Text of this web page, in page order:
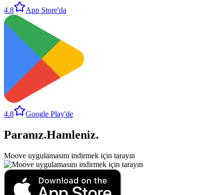
4.8 App Store'da
4.8 Google Play'de
Paranız.Hamleniz.
Moove uygulamasını indirmek için tarayın